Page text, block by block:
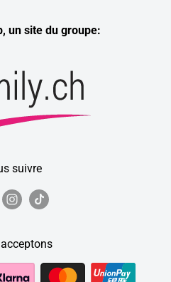
un site du groupe:
suivre